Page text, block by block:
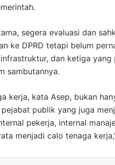
segera evaluasi dan
ke DPRD tetapi belum
dan ketiga
sambutannya.
kerja, kata Asep, bukan
publik yang juga
pekerja, internal
menjadi calo tenaga